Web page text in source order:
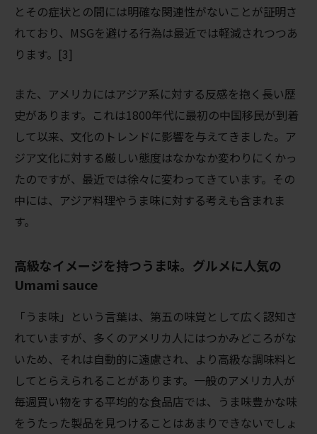
とその症状との間には明確な関連性がないことが証明さ
れており、MSGを避ける行為は最近では軽減されつつあ
ります。[3]
また、アメリカにはアジア系に対する反感を抱く長い歴
史があります。これは1800年代に最初の中国移民が到着
して以来、文化のトレンドに影響を与えてきました。ア
ジア文化に対する厳しい態度はなかなか変わりにくかっ
たのですが、最近では徐々に変わってきています。その
中には、アジア料理やうま味に対する考えも含まれま
す。
高級なイメージを持つうま味。 グルメに人気の
Umami sauce
「うま味」という言葉は、第五の味覚として広く認知さ
れていますが、多くのアメリカ人にはつかみどころがな
いため、それは自動的に遠慮され、より高級な調味料と
してとらえられることがあります。一般のアメリカ人が
毎週買い物をする平均的な食品店では、うま味豊かな味
をうたった製品を見つけることはあまりできないでしょ